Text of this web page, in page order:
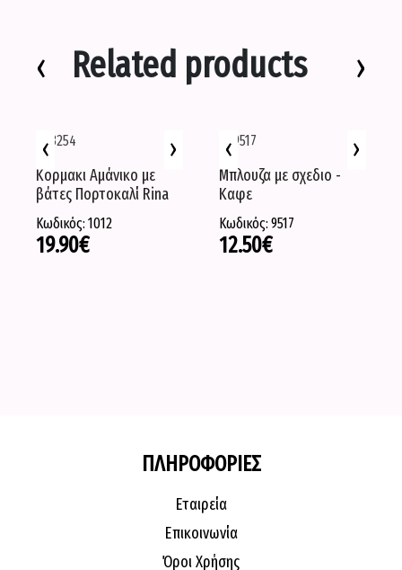
Related products
‹ ›
Κορμακι Αμάνικο με
βάτες Πορτοκαλί Rina
Κωδικός: 1012
19.90€
‹ ›
Μπλουζα με σχεδιο -
Καφε
Κωδικός: 9517
12.50€
‹ ›
ΠΛΗΡΟΦΟΡΙΕΣ
Εταιρεία
Επικοινωνία
Όροι Χρήσης